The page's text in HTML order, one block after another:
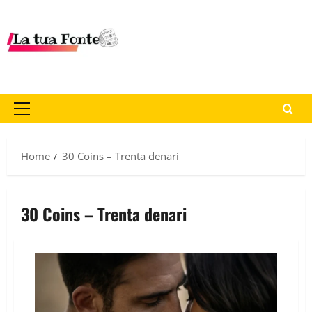
Home 30 Coins – Trenta denari
30 Coins – Trenta denari